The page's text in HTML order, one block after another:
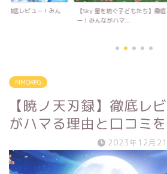
徹底レビュー！みん
【Sky 星を紡ぐ子どもたち】徹
ー！みんながハマ...
MMORPG
【暁ノ天刃録】徹底レ
がハマる理由と口コミ
2023年12月